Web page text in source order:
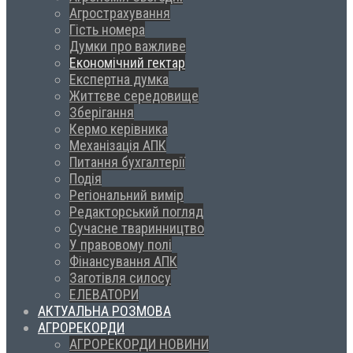
Агрострахування
Гість номера
Думки про важливе
Економічний гектар
Експертна думка
Життєве середовище
Зберігання
Кермо керівника
Механізація АПК
Питання бухгалтерії
Подія
Регіональний вимір
Редакторський погляд
Сучасне тваринництво
У правовому полі
Фінансування АПК
Заготівля силосу
ЕЛЕВАТОРИ
АКТУАЛЬНА РОЗМОВА
АГРОРЕКОРДИ
АГРОРЕКОРДИ НОВИНИ